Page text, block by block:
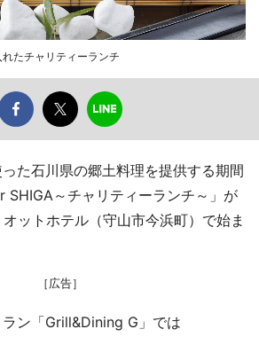
たチャリティーランチ
た石川県の郷土料理を提供する期間
SHIGA～チャリティーランチ～」が
ットホテル（守山市今浜町）で始ま
［広告］
ン「Grill&Dining G」では